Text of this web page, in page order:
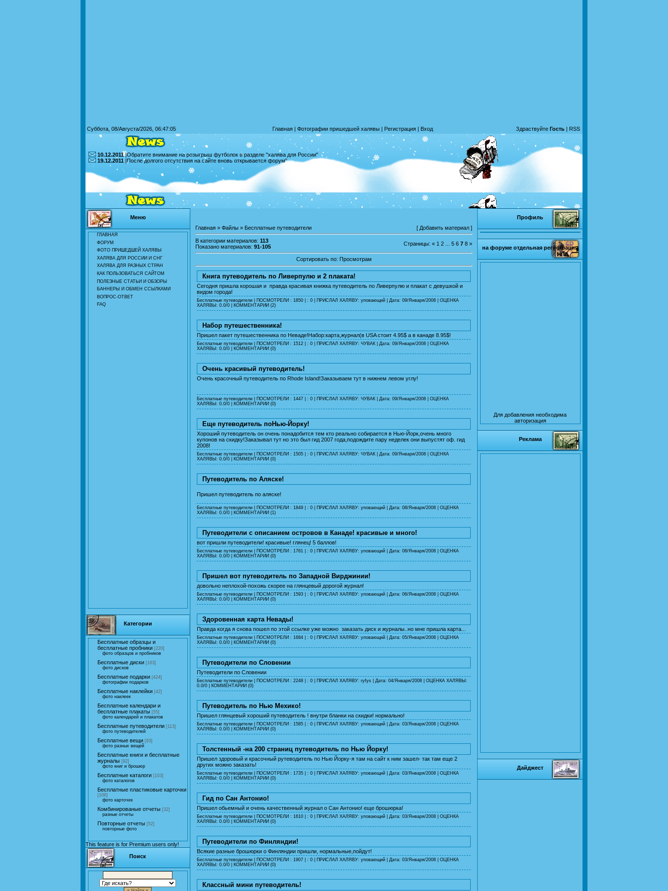
Суббота, 08/Августа/2026, 06:47:05 Главная | Фотографии пришедшей халявы | Регистрация | Вход Здраствуйте Гость | RSS
10.12.2011|Обратите внимание на розыгрыш футболок в разделе "халява для России"
19.12.2011 |После долгого отсутствия на сайте вновь открывается форум"
Меню
ГЛАВНАЯ
ФОРУМ
ФОТО ПРИШЕДШЕЙ ХАЛЯВЫ
ХАЛЯВА ДЛЯ РОССИИ И СНГ
ХАЛЯВА ДЛЯ РАЗНЫХ СТРАН
КАК ПОЛЬЗОВАТЬСЯ САЙТОМ
ПОЛЕЗНЫЕ СТАТЬИ И ОБЗОРЫ
БАННЕРЫ И ОБМЕН ССЫЛКАМИ
ВОПРОС-ОТВЕТ
FAQ
Категории
Бесплатные образцы и
бесплатные пробники [220]
фото образцов и пробников
Бесплатные диски [163]
фото дисков
Бесплатные подарки [424]
фотографии подарков
Бесплатные наклейки [42]
фото наклеек
Бесплатные календари и
бесплатные плакаты [55]
фото календарей и плакатов
Бесплатные путеводители [113]
фото путеводителей
Бесплатные вещи [93]
фото разных вещей
Бесплатные книги и бесплатные
журналы [92]
фото книг и брошюр
Бесплатные каталоги [103]
фото каталогов
Бесплатные пластиковые карточки
[106]
фото карточек
Комбинированые отчеты [32]
разные отчеты
Повторные отчеты [52]
повторные фото
This feature is for Premium users only!
Поиск
Главная » Файлы » Бесплатные путеводители [ Добавить материал ]
В категории материалов: 113
Показано материалов: 91-105 Страницы: « 1 2 5 6 7 8 »
Сортировать по: Просмотрам
Книга путеводитель по Ливерпулю и 2 плаката!
Сегодня пришла корошая и правда красивая книжка путеводитель по Ливерпулю и плакат с девушкой и
видом города!
Бесплатные путеводители | ПОСМОТРЕЛИ : 1850 | : 0 | ПРИСЛАЛ ХАЛЯВУ: уповающий | Дата: 09/Января/2008 | ОЦЕНКА
ХАЛЯВЫ: 0.0/0 | КОММЕНТАРИИ (2)
Набор путешественника!
Пришел пакет путешественника по Неваде!Набор:карта,журнал(в USA стоит 4.95$ а в канаде 8.95$!
Бесплатные путеводители | ПОСМОТРЕЛИ : 1512 | : 0 | ПРИСЛАЛ ХАЛЯВУ: ЧУВАК | Дата: 09/Января/2008 | ОЦЕНКА
ХАЛЯВЫ: 0.0/0 | КОММЕНТАРИИ (0)
Очень красивый путеводитель!
Очень красочный путеводитель по Rhode Island!Заказываем тут в нижнем левом углу!
Бесплатные путеводители | ПОСМОТРЕЛИ : 1447 | : 0 | ПРИСЛАЛ ХАЛЯВУ: ЧУВАК | Дата: 09/Января/2008 | ОЦЕНКА
ХАЛЯВЫ: 0.0/0 | КОММЕНТАРИИ (0)
Еще путеводитель поНью-Йорку!
Хороший путеводитель он очень понадобится тем кто реально собирается в Нью-Йорк,очень много
купонов на скидку!Заказывал тут но это был гид 2007 года,подождите пару неделек они выпустят оф. гид
2008!
Бесплатные путеводители | ПОСМОТРЕЛИ : 1505 | : 0 | ПРИСЛАЛ ХАЛЯВУ: ЧУВАК | Дата: 09/Января/2008 | ОЦЕНКА
ХАЛЯВЫ: 0.0/0 | КОММЕНТАРИИ (0)
Путеводитель по Аляске!
Пришел путеводитель по аляске!
Бесплатные путеводители | ПОСМОТРЕЛИ : 1849 | : 0 | ПРИСЛАЛ ХАЛЯВУ: уповающий | Дата: 08/Января/2008 | ОЦЕНКА
ХАЛЯВЫ: 0.0/0 | КОММЕНТАРИИ (1)
Путеводители с описанием островов в Канаде! красивые и много!
вот пришли путеводители! красивые! глянец! 5 баллов!
Бесплатные путеводители | ПОСМОТРЕЛИ : 1761 | : 0 | ПРИСЛАЛ ХАЛЯВУ: уповающий | Дата: 08/Января/2008 | ОЦЕНКА
ХАЛЯВЫ: 0.0/0 | КОММЕНТАРИИ (0)
Пришел вот путеводитель по Западной Вирджинии!
довольно неплохой-похожь скорее на глянцевый дорогой журнал!
Бесплатные путеводители | ПОСМОТРЕЛИ : 1593 | : 0 | ПРИСЛАЛ ХАЛЯВУ: уповающий | Дата: 06/Января/2008 | ОЦЕНКА
ХАЛЯВЫ: 0.0/0 | КОММЕНТАРИИ (0)
Здоровенная карта Невады!
Правда когда я снова пошел по этой ссылке уже можно заказать диск и журналы..но мне пришла карта...
Бесплатные путеводители | ПОСМОТРЕЛИ : 1684 | : 0 | ПРИСЛАЛ ХАЛЯВУ: уповающий | Дата: 05/Января/2008 | ОЦЕНКА
ХАЛЯВЫ: 0.0/0 | КОММЕНТАРИИ (0)
Путеводители по Словении
Путеводители по Словении
Бесплатные путеводители | ПОСМОТРЕЛИ : 2248 | : 0 | ПРИСЛАЛ ХАЛЯВУ: ryfys | Дата: 04/Января/2008 | ОЦЕНКА ХАЛЯВЫ:
0.0/0 | КОММЕНТАРИИ (0)
Путеводитель по Нью Мехико!
Пришел глянцевый хороший путеводитель ! внутри бланки на скидки! нормально!
Бесплатные путеводители | ПОСМОТРЕЛИ : 1585 | : 0 | ПРИСЛАЛ ХАЛЯВУ: уповающий | Дата: 03/Января/2008 | ОЦЕНКА
ХАЛЯВЫ: 0.0/0 | КОММЕНТАРИИ (0)
Толстенный -на 200 страниц путеводитель по Нью Йорку!
Пришел здоровый и красочный рутеводитель по Нью Йорку-я там на сайт к ним зашел- так там еще 2
других можно заказать!
Бесплатные путеводители | ПОСМОТРЕЛИ : 1735 | : 0 | ПРИСЛАЛ ХАЛЯВУ: уповающий | Дата: 03/Января/2008 | ОЦЕНКА
ХАЛЯВЫ: 0.0/0 | КОММЕНТАРИИ (0)
Гид по Сан Антонио!
Пришел обьемный и очень качественный журнал о Сан Антонио! еще брошюрка!
Бесплатные путеводители | ПОСМОТРЕЛИ : 1610 | : 0 | ПРИСЛАЛ ХАЛЯВУ: уповающий | Дата: 03/Января/2008 | ОЦЕНКА
ХАЛЯВЫ: 0.0/0 | КОММЕНТАРИИ (0)
Путеводители по Финляндии!
Всякие разные брошюрки о Финляндии пришли, нормальные,пойдут!
Бесплатные путеводители | ПОСМОТРЕЛИ : 1907 | : 0 | ПРИСЛАЛ ХАЛЯВУ: уповающий | Дата: 03/Января/2008 | ОЦЕНКА
ХАЛЯВЫ: 0.0/0 | КОММЕНТАРИИ (0)
Классный мини путеводитель!
Профиль
на форуме отдельная регистрация
Для добавления необходима
авторизация
Реклама
Дайджест